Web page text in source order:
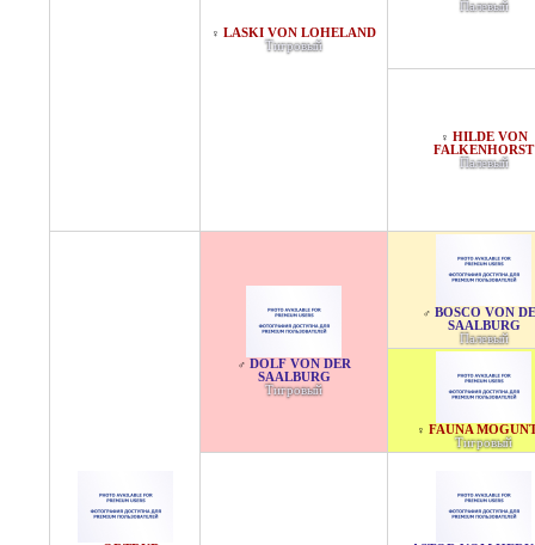
♀ LASKI VON LOHELAND
Тигровый
Палевый
♀ HILDE VON
FALKENHORST
Палевый
♂ DOLF VON DER
SAALBURG
Тигровый
♂ BOSCO VON
SAALBURG
Палевый
♀ FAUNA
Тигровый